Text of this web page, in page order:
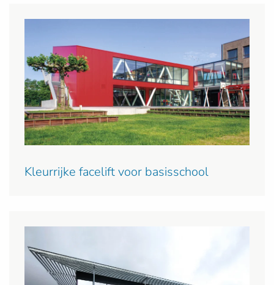
Kleurrijke facelift voor basisschool